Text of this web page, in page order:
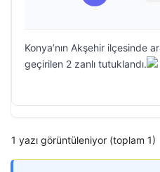
Konya’nın Akşehir ilçesinde
geçirilen 2 zanlı tutuklandı.
1 yazı görüntüleniyor (toplam 1)